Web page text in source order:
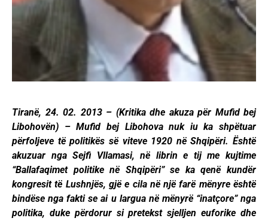
Tiranë, 24. 02. 2013 – (Kritika dhe akuza për Mufid bej
Libohovën) – Mufid bej Libohova nuk iu ka shpëtuar
përfoljeve të politikës së viteve 1920 në Shqipëri. Është
akuzuar nga Sejfi Vllamasi, në librin e tij me kujtime
“Ballafaqimet politike në Shqipëri” se ka qenë kundër
kongresit të Lushnjës, gjë e cila në një farë mënyre është
bindëse nga fakti se ai u largua në mënyrë “inatçore” nga
politika, duke përdorur si pretekst sjelljen euforike dhe